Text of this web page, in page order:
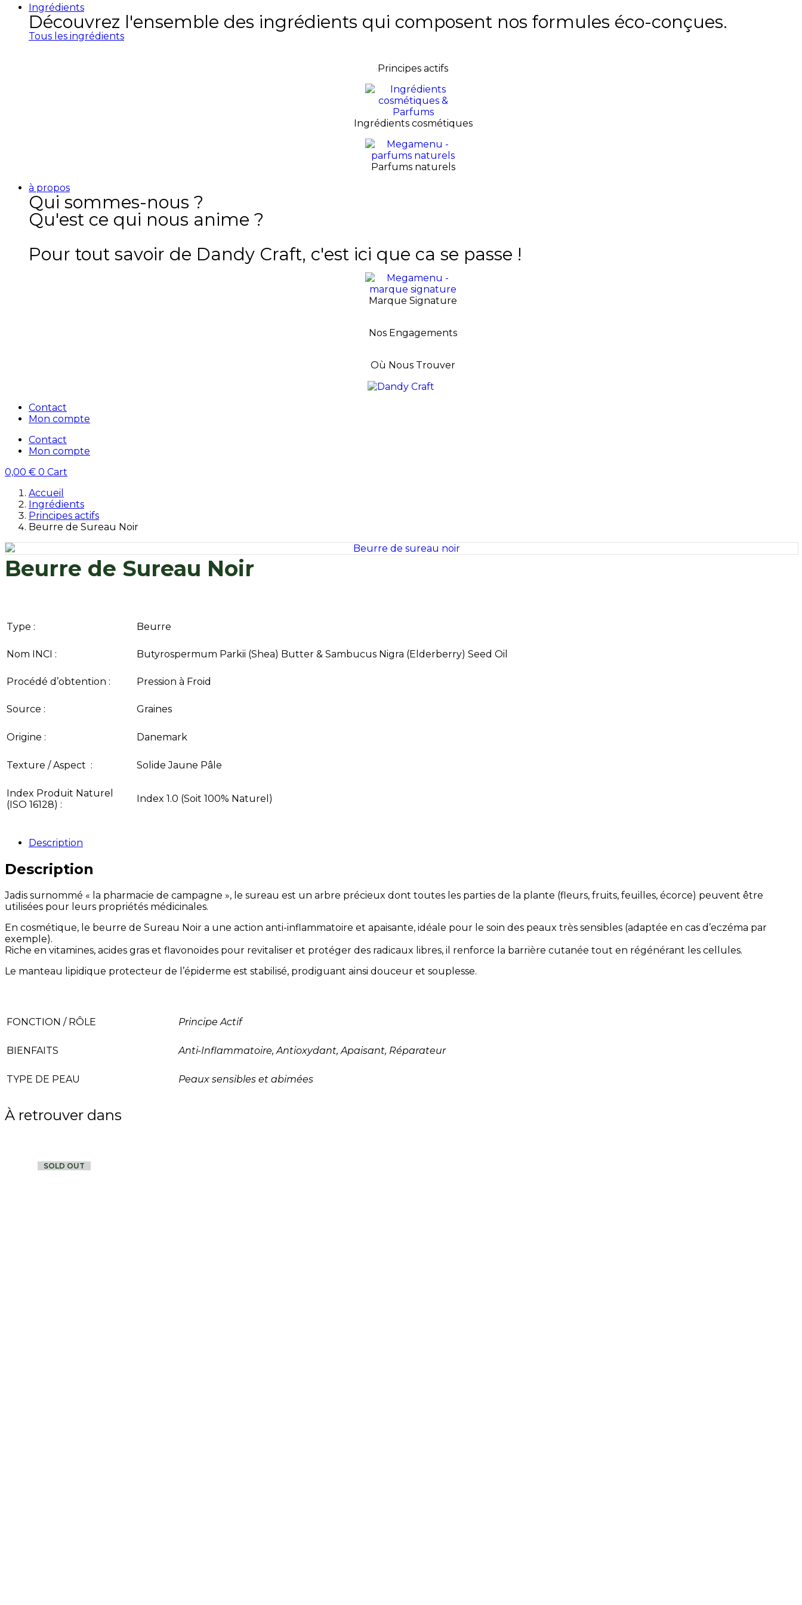
Ingrédients
Découvrez l'ensemble des ingrédients qui composent nos formules éco-conçues.
Tous les ingrédients
Principes actifs
Ingrédients cosmétiques
Parfums naturels
à propos
Qui sommes-nous ?
Qu'est ce qui nous anime ?
Pour tout savoir de Dandy Craft, c'est ici que ca se passe !
Marque Signature
Nos Engagements
Où Nous Trouver
Contact
Mon compte
Contact
Mon compte
0,00 € 0 Cart
Accueil
Ingrédients
Principes actifs
Beurre de Sureau Noir
Beurre de Sureau Noir
Type : Beurre
Nom INCI : Butyrospermum Parkii (Shea) Butter & Sambucus Nigra (Elderberry) Seed Oil
Procédé d’obtention : Pression à Froid
Source : Graines
Origine : Danemark
Texture / Aspect : Solide Jaune Pâle
Index Produit Naturel
(ISO 16128) :
Index 1.0 (Soit 100% Naturel)
Description
Description
Jadis surnommé « la pharmacie de campagne », le sureau est un arbre précieux dont toutes les parties de la plante (fleurs, fruits, feuilles, écorce) peuvent être
utilisées pour leurs propriétés médicinales.
En cosmétique, le beurre de Sureau Noir a une action anti-inflammatoire et apaisante, idéale pour le soin des peaux très sensibles (adaptée en cas d’eczéma par
exemple).
Riche en vitamines, acides gras et flavonoïdes pour revitaliser et protéger des radicaux libres, il renforce la barrière cutanée tout en régénérant les cellules.
Le manteau lipidique protecteur de l’épiderme est stabilisé, prodiguant ainsi douceur et souplesse.
FONCTION / RÔLE Principe Actif
BIENFAITS Anti-Inflammatoire, Antioxydant, Apaisant, Réparateur
TYPE DE PEAU Peaux sensibles et abimées
À retrouver dans
SOLD OUT